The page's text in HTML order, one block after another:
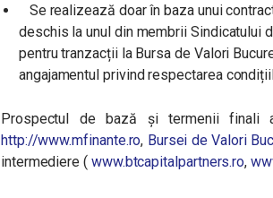
Se realizează doar în baza unui
deschis la unul din membrii Sindicatului
pentru tranzacții la Bursa de Valori
angajamentul privind respectarea
Prospectul de bază și termenii
http://www.mfinante.ro, Bursei de Valori
intermediere ( www.btcapitalpartners.ro,